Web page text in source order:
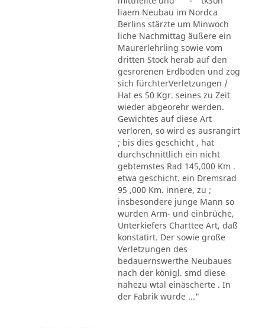
liaem Neubau im Nordca
Berlins stärzte um Minwoch
liche Nachmittag äußere ein
Maurerlehrling sowie vom
dritten Stock herab auf den
gesrorenen Erdboden und zog
sich fürchterVerletzungen /
Hat es 50 Kgr. seines zu Zeit
wieder abgeorehr werden.
Gewichtes auf diese Art
verloren, so wird es ausrangirt
; bis dies geschicht , hat
durchschnittlich ein nicht
gebtemstes Rad 145,000 Km .
etwa geschicht. ein Dremsrad
95 ,000 Km. innere, zu ;
insbesondere junge Mann so
wurden Arm- und einbrüche,
Unterkiefers Charttee Art, daß
konstatirt. Der sowie große
Verletzungen des
bedauernswerthe Neubaues
nach der königl. smd diese
nahezu wtal einäscherte . In
der Fabrik wurde ..."